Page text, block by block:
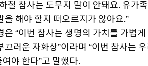
철 참사는 도무지 말이 안돼요. 유가
을 해야 할지 떠오르지가 않아요.”
은 “이번 참사는 생명의 가치를 가볍
끄러운 자화상”이라며 “이번 참사는
야 한다”고 말했다.